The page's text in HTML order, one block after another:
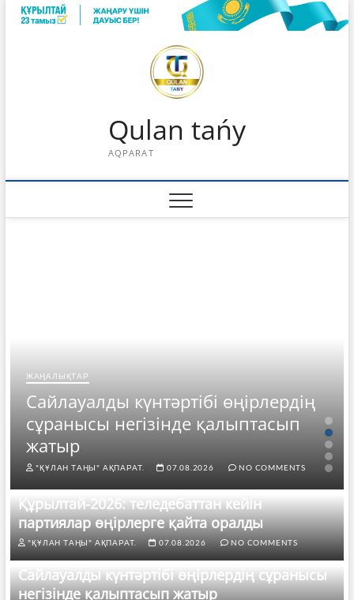
Skip
Qulan tańy
AQPARAT
ЖАҢАЛЫҚТАР
Сайлауалды күнтәртібі өңірлердің
сұранысы негізінде қалыптасып
жатыр
"ҚҰЛАН ТАҢЫ" АҚПАРАТ. 07.08.2026 NO COMMENTS
Құрылтай-2026: теледебаттан кейін
партиялар өңірлерге қайта оралды
"ҚҰЛАН ТАҢЫ" АҚПАРАТ. 07.08.2026 NO COMMENTS
Сайлауалды күнтәртібі өңірлердің сұранысы
негізінде қалыптасып жатыр